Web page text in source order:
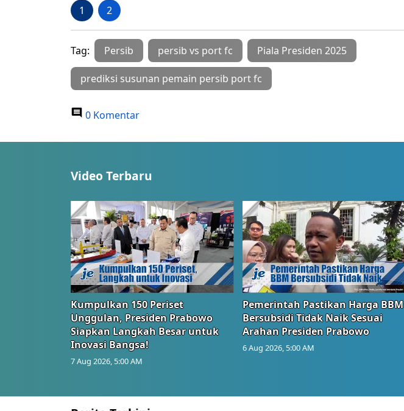
1 2
Tag: Persib persib vs port fc Piala Presiden 2025
prediksi susunan pemain persib port fc
0 Komentar
Video Terbaru
Kumpulkan 150 Periset
Unggulan, Presiden Prabowo
Siapkan Langkah Besar untuk
Inovasi Bangsa!
7 Aug 2026, 5:00 AM
Pemerintah Pastikan Harga BBM
Bersubsidi Tidak Naik Sesuai
Arahan Presiden Prabowo
6 Aug 2026, 5:00 AM